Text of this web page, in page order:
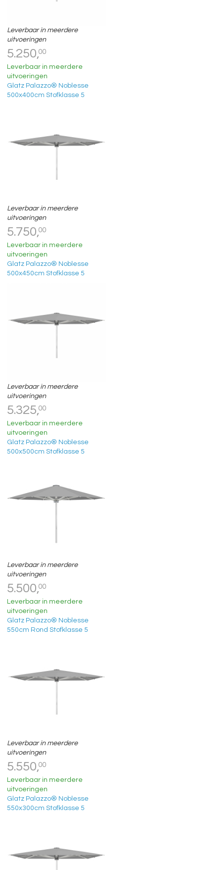
Leverbaar in meerdere
uitvoeringen
5.250,00
Leverbaar in meerdere
uitvoeringen
Glatz Palazzo® Noblesse
500x400cm Stofklasse 5
Leverbaar in meerdere
uitvoeringen
5.750,00
Leverbaar in meerdere
uitvoeringen
Glatz Palazzo® Noblesse
500x450cm Stofklasse 5
Leverbaar in meerdere
uitvoeringen
5.325,00
Leverbaar in meerdere
uitvoeringen
Glatz Palazzo® Noblesse
500x500cm Stofklasse 5
Leverbaar in meerdere
uitvoeringen
5.500,00
Leverbaar in meerdere
uitvoeringen
Glatz Palazzo® Noblesse
550cm Rond Stofklasse 5
Leverbaar in meerdere
uitvoeringen
5.550,00
Leverbaar in meerdere
uitvoeringen
Glatz Palazzo® Noblesse
550x300cm Stofklasse 5